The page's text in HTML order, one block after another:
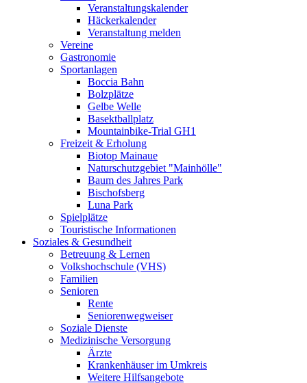
Veranstaltungskalender
Häckerkalender
Veranstaltung melden
Vereine
Gastronomie
Sportanlagen
Boccia Bahn
Bolzplätze
Gelbe Welle
Basektballplatz
Mountainbike-Trial GH1
Freizeit & Erholung
Biotop Mainaue
Naturschutzgebiet "Mainhölle"
Baum des Jahres Park
Bischofsberg
Luna Park
Spielplätze
Touristische Informationen
Soziales & Gesundheit
Betreuung & Lernen
Volkshochschule (VHS)
Familien
Senioren
Rente
Seniorenwegweiser
Soziale Dienste
Medizinische Versorgung
Ärzte
Krankenhäuser im Umkreis
Weitere Hilfsangebote